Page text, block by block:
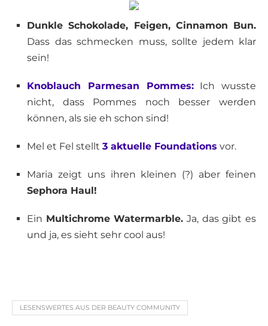
Dunkle Schokolade, Feigen, Cinnamon Bun.
Dass das schmecken muss, sollte jedem klar
sein!
Knoblauch Parmesan Pommes:Ich wusste
nicht, dass Pommes noch besser werden
können, als sie eh schon sind!
Mel et Fel stellt 3 aktuelle Foundations vor.
Maria zeigt uns ihren kleinen (?) aber feinen
Sephora Haul!
Ein Multichrome Watermarble. Ja, das gibt es
und ja, es sieht sehr cool aus!
LESENSWERTES AUS DER BEAUTY COMMUNITY